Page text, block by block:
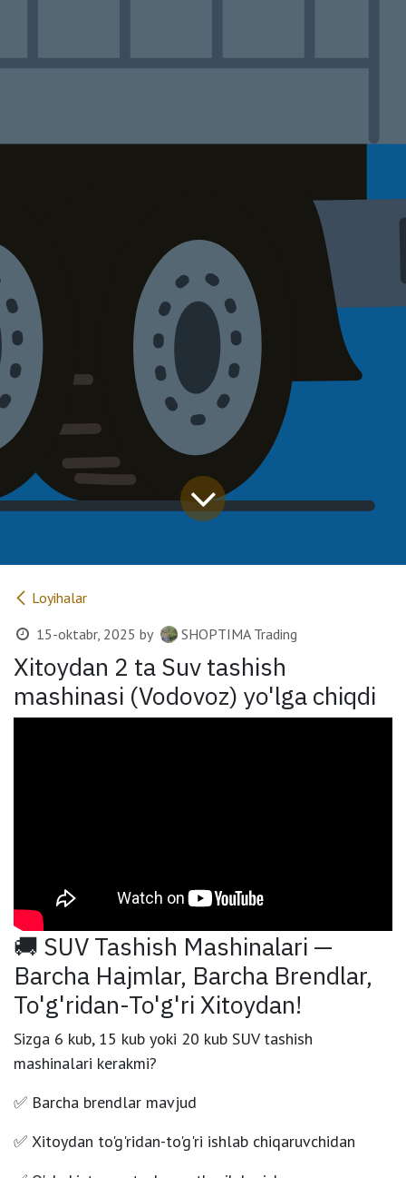
Loyihalar
15-oktabr, 2025 by SHOPTIMA Trading
Xitoydan 2 ta Suv tashish
mashinasi (Vodovoz) yo'lga chiqdi
🚚 SUV Tashish Mashinalari —
Barcha Hajmlar, Barcha Brendlar,
To'g'ridan-To'g'ri Xitoydan!
Sizga 6 kub, 15 kub yoki 20 kub SUV tashish
mashinalari kerakmi?
✅ Barcha brendlar mavjud
✅ Xitoydan to'g'ridan-to'g'ri ishlab chiqaruvchidan